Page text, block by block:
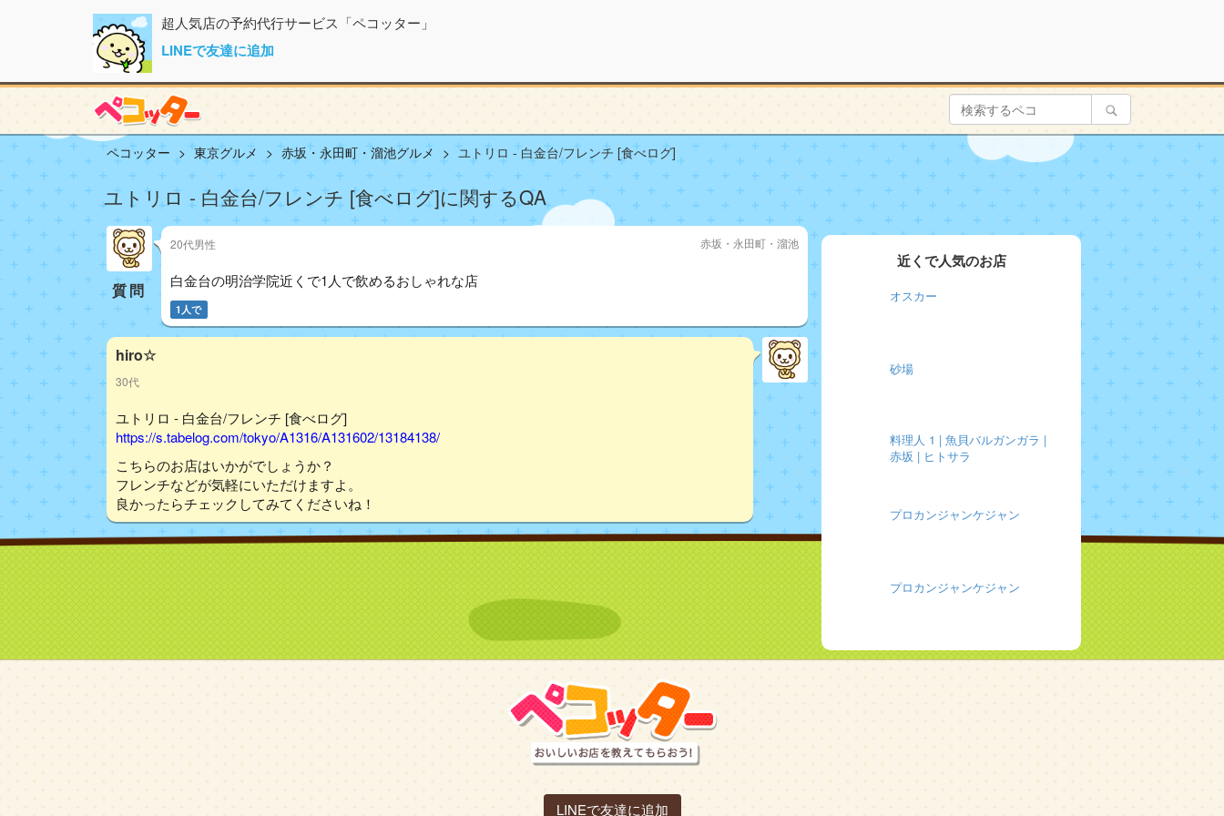
超人気店の予約代行サービス「ペコッター」
LINEで友達に追加
ペコッター 東京グルメ 赤坂・永田町・溜池グルメ ユトリロ - 白金台/フレンチ [食べログ]
ユトリロ - 白金台/フレンチ [食べログ]に関するQA
質問
20代男性 赤坂・永田町・溜池
白金台の明治学院近くで1人で飲めるおしゃれな店
1人で
hiro☆
30代
ユトリロ - 白金台/フレンチ [食べログ]
https://s.tabelog.com/tokyo/A1316/A131602/13184138/
こちらのお店はいかがでしょうか？
フレンチなどが気軽にいただけますよ。
良かったらチェックしてみてくださいね！
近くで人気のお店
オスカー
砂場
料理人 1 | 魚貝バルガンガラ |
赤坂 | ヒトサラ
プロカンジャンケジャン
プロカンジャンケジャン
LINEで友達に追加